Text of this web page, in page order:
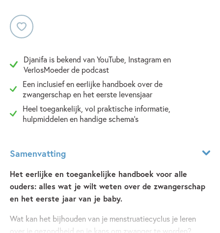
Djanifa is bekend van YouTube, Instagram en
VerlosMoeder de podcast
Een inclusief en eerlijke handboek over de
zwangerschap en het eerste levensjaar
Heel toegankelijk, vol praktische informatie,
hulpmiddelen en handige schema’s
Samenvatting
Het eerlijke en toegankelijke handboek voor alle
ouders: alles wat je wilt weten over de zwangerschap
en het eerste jaar van je baby.
Wat kan het bijhouden van je menstruatiecyclus je leren
over je gezondheid en je kans om zwanger te worden?